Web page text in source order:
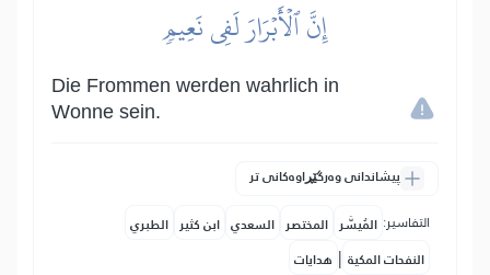
إِنَّ ٱلۡأَبۡرَارَ لَفِي نَعِيمٖ
Die Frommen werden wahrlich in
Wonne sein.
پیشاندانی وەرگێڕاوەکانی تر
التفاسير: المُيسَّر المختصر السعدي ابن كثير الطبري
النفحات المكية | هدايات